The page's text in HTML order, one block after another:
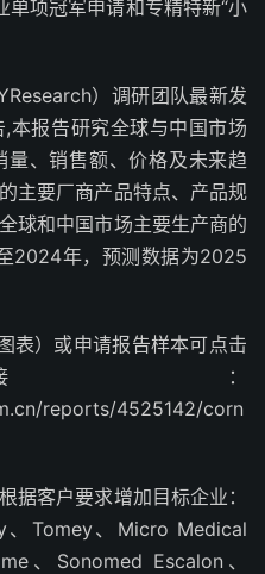
单项冠军申请和专精特新“小
）调研团队最新发
本报告研究全球与中国市场
、销售额、价格及未来趋
主要厂商产品特点、产品规
球和中国市场主要生产商的
2024年，预测数据为2025
表）或申请报告样本可点击
：
reports/4525142/corn
据客户要求增加目标企业：
、Tomey、Micro Medical
、Sonomed Escalon、